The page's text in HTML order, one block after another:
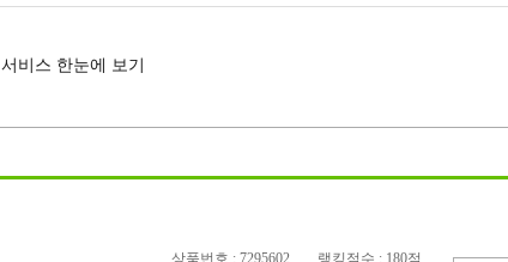
서비스 한눈에 보기
상품번호 : 7295602 랭킹점수 : 180점